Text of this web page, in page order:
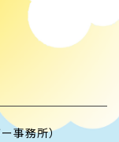
事務所）